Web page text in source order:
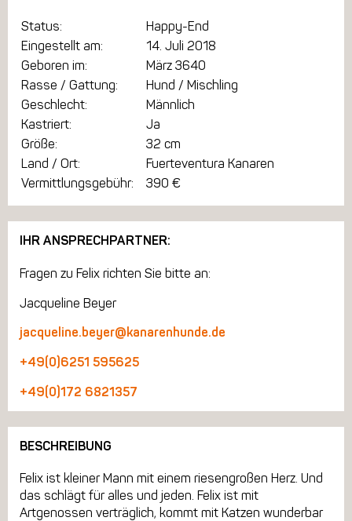
Status:
Happy-End
Eingestellt am:
14. Juli 2018
Geboren im:
März 3640
Rasse / Gattung:
Hund / Mischling
Geschlecht:
Männlich
Kastriert:
Ja
Größe:
32 cm
Land / Ort:
Fuerteventura Kanaren
Vermittlungsgebühr:
390 €
IHR ANSPRECHPARTNER:
Fragen zu Felix richten Sie bitte an:
Jacqueline Beyer
jacqueline.beyer@kanarenhunde.de
+49(0)6251 595625
+49(0)172 6821357
BESCHREIBUNG
Felix ist kleiner Mann mit einem riesengroßen Herz. Und
das schlägt für alles und jeden. Felix ist mit
Artgenossen verträglich, kommt mit Katzen wunderbar